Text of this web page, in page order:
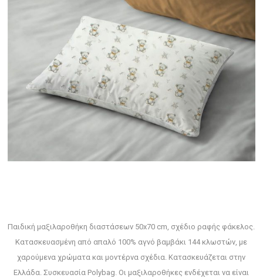
Παιδική μαξιλαροθήκη διαστάσεων 50x70 cm, σχέδιο ραφής φάκελος.
Κατασκευασμένη από απαλό 100% αγνό βαμβάκι 144 κλωστών, με
χαρούμενα χρώματα και μοντέρνα σχέδια. Κατασκευάζεται στην
Ελλάδα. Συσκευασία Polybag. Οι μαξιλαροθήκες ενδέχεται να είναι